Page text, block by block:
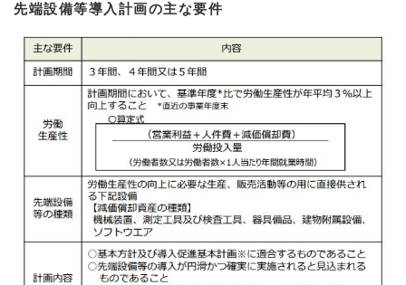
先端設備等導入計画の主な要件